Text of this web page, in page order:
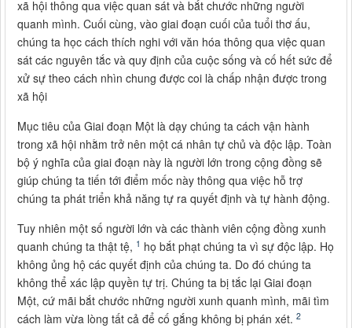
xã hội thông qua việc quan sát và bắt chước những người
quanh mình. Cuối cùng, vào giai đoạn cuối của tuổi thơ ấu,
chúng ta học cách thích nghi với văn hóa thông qua việc quan
sát các nguyên tắc và quy định của cuộc sống và cố hết sức để
xử sự theo cách nhìn chung được coi là chấp nhận được trong
xã hội
Mục tiêu của Giai đoạn Một là dạy chúng ta cách vận hành
trong xã hội nhằm trở nên một cá nhân tự chủ và độc lập. Toàn
bộ ý nghĩa của giai đoạn này là người lớn trong cộng đồng sẽ
giúp chúng ta tiến tới điểm mốc này thông qua việc hỗ trợ
chúng ta phát triển khả năng tự ra quyết định và tự hành động.
Tuy nhiên một số người lớn và các thành viên cộng đồng xunh
quanh chúng ta thật tệ, 1 họ bắt phạt chúng ta vì sự độc lập. Họ
không ủng hộ các quyết định của chúng ta. Do đó chúng ta
không thể xác lập quyền tự trị. Chúng ta bị tắc lại Giai đoạn
Một, cứ mãi bắt chước những người xunh quanh mình, mãi tìm
cách làm vừa lòng tất cả để cố gắng không bị phán xét. 2